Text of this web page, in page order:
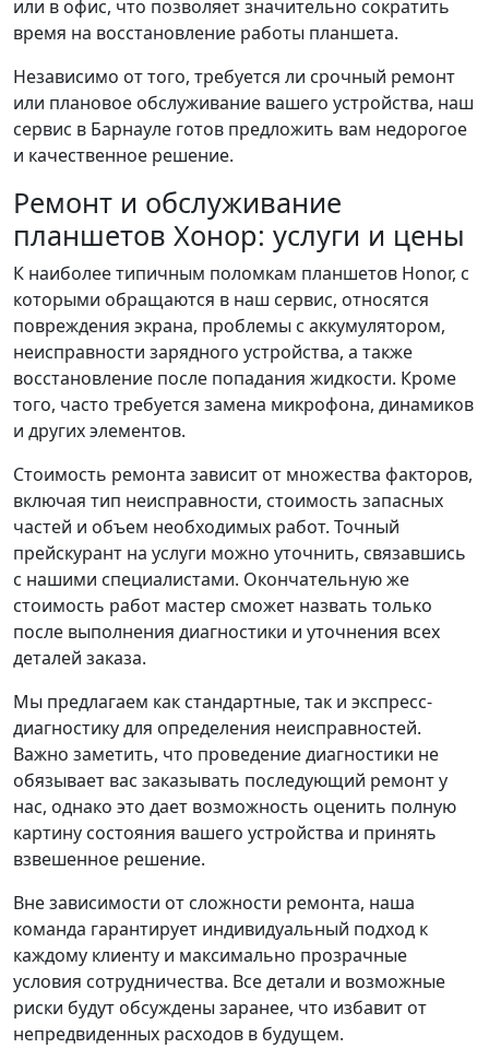
или в офис, что позволяет значительно сократить
время на восстановление работы планшета.
Независимо от того, требуется ли срочный ремонт
или плановое обслуживание вашего устройства, наш
сервис в Барнауле готов предложить вам недорогое
и качественное решение.
Ремонт и обслуживание
планшетов Хонор: услуги и цены
К наиболее типичным поломкам планшетов Honor, с
которыми обращаются в наш сервис, относятся
повреждения экрана, проблемы с аккумулятором,
неисправности зарядного устройства, а также
восстановление после попадания жидкости. Кроме
того, часто требуется замена микрофона, динамиков
и других элементов.
Стоимость ремонта зависит от множества факторов,
включая тип неисправности, стоимость запасных
частей и объем необходимых работ. Точный
прейскурант на услуги можно уточнить, связавшись
с нашими специалистами. Окончательную же
стоимость работ мастер сможет назвать только
после выполнения диагностики и уточнения всех
деталей заказа.
Мы предлагаем как стандартные, так и экспресс-
диагностику для определения неисправностей.
Важно заметить, что проведение диагностики не
обязывает вас заказывать последующий ремонт у
нас, однако это дает возможность оценить полную
картину состояния вашего устройства и принять
взвешенное решение.
Вне зависимости от сложности ремонта, наша
команда гарантирует индивидуальный подход к
каждому клиенту и максимально прозрачные
условия сотрудничества. Все детали и возможные
риски будут обсуждены заранее, что избавит от
непредвиденных расходов в будущем.